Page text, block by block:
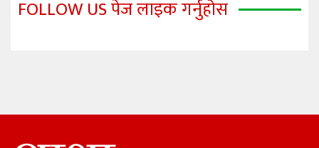
FOLLOW US पेज लाइक गर्नुहोस